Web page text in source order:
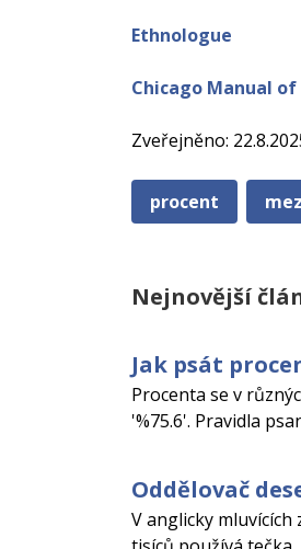
Ethnologue
Chicago Manual of
Zveřejněno:
procent
Nejnovější
Jak psát
Procenta se v
'%75.6'. Pravidla
Oddělovač
V anglicky mluvících